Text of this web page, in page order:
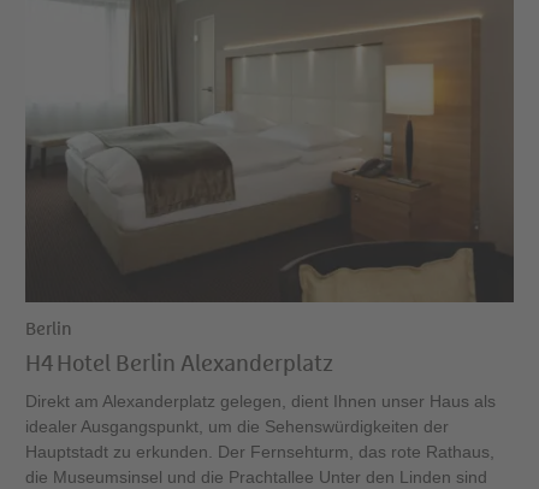
Berlin
H4 Hotel Berlin Alexanderplatz
Direkt am Alexanderplatz gelegen, dient Ihnen unser Haus als
idealer Ausgangspunkt, um die Sehenswürdigkeiten der
Hauptstadt zu erkunden. Der Fernsehturm, das rote Rathaus,
die Museumsinsel und die Prachtallee Unter den Linden sind